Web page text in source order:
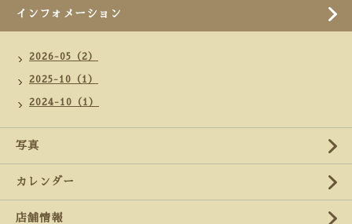
インフォメーション
2026-05（2）
2025-10（1）
2024-10（1）
写真
カレンダー
店舗情報